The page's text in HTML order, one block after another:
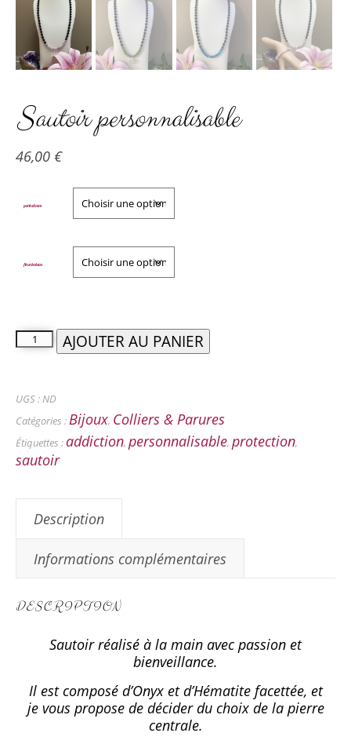
Sautoir personnalisable
46,00 €
perles 8 mm
fleur de lotus
AJOUTER AU PANIER
UGS :ND
Catégories :Bijoux, Colliers & Parures
Étiquettes : addiction, personnalisable, protection,
sautoir
Description
Informations complémentaires
DESCRIPTION
Sautoir réalisé à la main avec passion et
bienveillance.
Il est composé d’Onyx et d’Hématite facettée, et
je vous propose de décider du choix de la pierre
centrale.